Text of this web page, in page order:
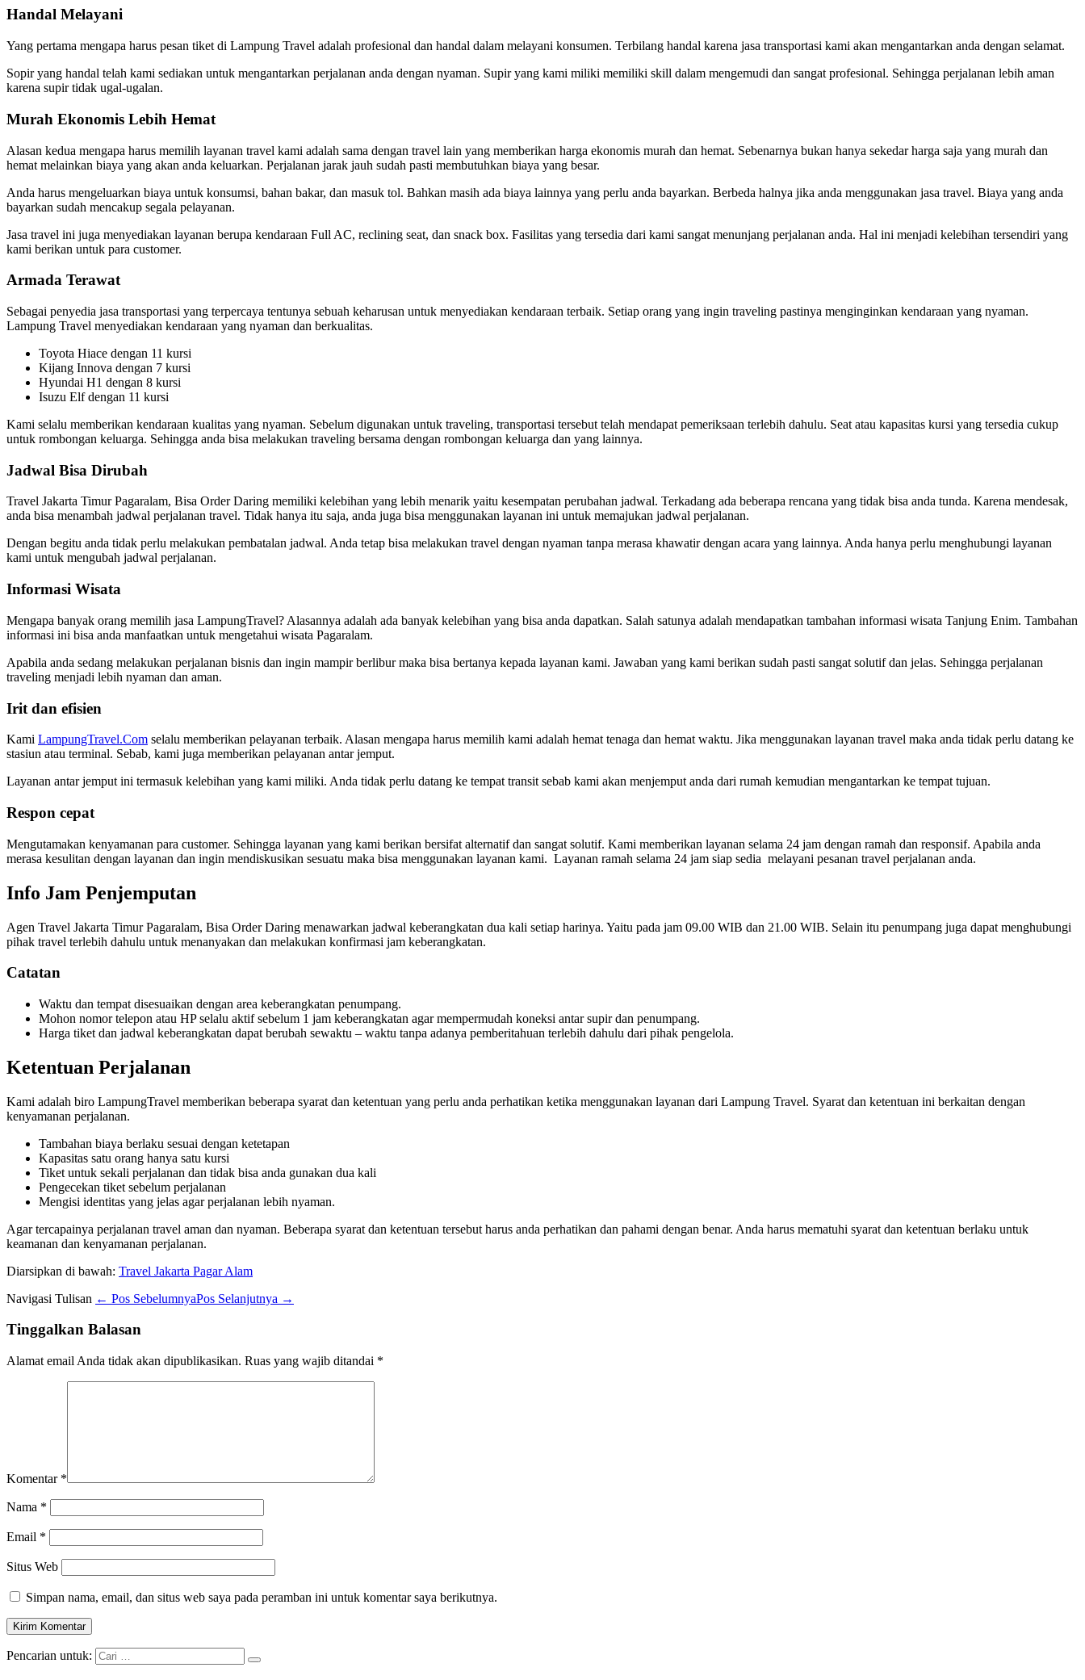
Handal Melayani
Yang pertama mengapa harus pesan tiket di Lampung Travel adalah profesional dan handal dalam melayani konsumen. Terbilang handal karena jasa transportasi kami akan mengantarkan anda dengan selamat.
Sopir yang handal telah kami sediakan untuk mengantarkan perjalanan anda dengan nyaman. Supir yang kami miliki memiliki skill dalam mengemudi dan sangat profesional. Sehingga perjalanan lebih aman
karena supir tidak ugal-ugalan.
Murah Ekonomis Lebih Hemat
Alasan kedua mengapa harus memilih layanan travel kami adalah sama dengan travel lain yang memberikan harga ekonomis murah dan hemat. Sebenarnya bukan hanya sekedar harga saja yang murah dan
hemat melainkan biaya yang akan anda keluarkan. Perjalanan jarak jauh sudah pasti membutuhkan biaya yang besar.
Anda harus mengeluarkan biaya untuk konsumsi, bahan bakar, dan masuk tol. Bahkan masih ada biaya lainnya yang perlu anda bayarkan. Berbeda halnya jika anda menggunakan jasa travel. Biaya yang anda
bayarkan sudah mencakup segala pelayanan.
Jasa travel ini juga menyediakan layanan berupa kendaraan Full AC, reclining seat, dan snack box. Fasilitas yang tersedia dari kami sangat menunjang perjalanan anda. Hal ini menjadi kelebihan tersendiri yang
kami berikan untuk para customer.
Armada Terawat
Sebagai penyedia jasa transportasi yang terpercaya tentunya sebuah keharusan untuk menyediakan kendaraan terbaik. Setiap orang yang ingin traveling pastinya menginginkan kendaraan yang nyaman.
Lampung Travel menyediakan kendaraan yang nyaman dan berkualitas.
Toyota Hiace dengan 11 kursi
Kijang Innova dengan 7 kursi
Hyundai H1 dengan 8 kursi
Isuzu Elf dengan 11 kursi
Kami selalu memberikan kendaraan kualitas yang nyaman. Sebelum digunakan untuk traveling, transportasi tersebut telah mendapat pemeriksaan terlebih dahulu. Seat atau kapasitas kursi yang tersedia cukup
untuk rombongan keluarga. Sehingga anda bisa melakukan traveling bersama dengan rombongan keluarga dan yang lainnya.
Jadwal Bisa Dirubah
Travel Jakarta Timur Pagaralam, Bisa Order Daring memiliki kelebihan yang lebih menarik yaitu kesempatan perubahan jadwal. Terkadang ada beberapa rencana yang tidak bisa anda tunda. Karena mendesak,
anda bisa menambah jadwal perjalanan travel. Tidak hanya itu saja, anda juga bisa menggunakan layanan ini untuk memajukan jadwal perjalanan.
Dengan begitu anda tidak perlu melakukan pembatalan jadwal. Anda tetap bisa melakukan travel dengan nyaman tanpa merasa khawatir dengan acara yang lainnya. Anda hanya perlu menghubungi layanan
kami untuk mengubah jadwal perjalanan.
Informasi Wisata
Mengapa banyak orang memilih jasa LampungTravel? Alasannya adalah ada banyak kelebihan yang bisa anda dapatkan. Salah satunya adalah mendapatkan tambahan informasi wisata Tanjung Enim. Tambahan
informasi ini bisa anda manfaatkan untuk mengetahui wisata Pagaralam.
Apabila anda sedang melakukan perjalanan bisnis dan ingin mampir berlibur maka bisa bertanya kepada layanan kami. Jawaban yang kami berikan sudah pasti sangat solutif dan jelas. Sehingga perjalanan
traveling menjadi lebih nyaman dan aman.
Irit dan efisien
Kami LampungTravel.Com selalu memberikan pelayanan terbaik. Alasan mengapa harus memilih kami adalah hemat tenaga dan hemat waktu. Jika menggunakan layanan travel maka anda tidak perlu datang ke
stasiun atau terminal. Sebab, kami juga memberikan pelayanan antar jemput.
Layanan antar jemput ini termasuk kelebihan yang kami miliki. Anda tidak perlu datang ke tempat transit sebab kami akan menjemput anda dari rumah kemudian mengantarkan ke tempat tujuan.
Respon cepat
Mengutamakan kenyamanan para customer. Sehingga layanan yang kami berikan bersifat alternatif dan sangat solutif. Kami memberikan layanan selama 24 jam dengan ramah dan responsif. Apabila anda
merasa kesulitan dengan layanan dan ingin mendiskusikan sesuatu maka bisa menggunakan layanan kami. Layanan ramah selama 24 jam siap sedia melayani pesanan travel perjalanan anda.
Info Jam Penjemputan
Agen Travel Jakarta Timur Pagaralam, Bisa Order Daring menawarkan jadwal keberangkatan dua kali setiap harinya. Yaitu pada jam 09.00 WIB dan 21.00 WIB. Selain itu penumpang juga dapat menghubungi
pihak travel terlebih dahulu untuk menanyakan dan melakukan konfirmasi jam keberangkatan.
Catatan
Waktu dan tempat disesuaikan dengan area keberangkatan penumpang.
Mohon nomor telepon atau HP selalu aktif sebelum 1 jam keberangkatan agar mempermudah koneksi antar supir dan penumpang.
Harga tiket dan jadwal keberangkatan dapat berubah sewaktu – waktu tanpa adanya pemberitahuan terlebih dahulu dari pihak pengelola.
Ketentuan Perjalanan
Kami adalah biro LampungTravel memberikan beberapa syarat dan ketentuan yang perlu anda perhatikan ketika menggunakan layanan dari Lampung Travel. Syarat dan ketentuan ini berkaitan dengan
kenyamanan perjalanan.
Tambahan biaya berlaku sesuai dengan ketetapan
Kapasitas satu orang hanya satu kursi
Tiket untuk sekali perjalanan dan tidak bisa anda gunakan dua kali
Pengecekan tiket sebelum perjalanan
Mengisi identitas yang jelas agar perjalanan lebih nyaman.
Agar tercapainya perjalanan travel aman dan nyaman. Beberapa syarat dan ketentuan tersebut harus anda perhatikan dan pahami dengan benar. Anda harus mematuhi syarat dan ketentuan berlaku untuk
keamanan dan kenyamanan perjalanan.
Diarsipkan di bawah: Travel Jakarta Pagar Alam
Navigasi Tulisan ← Pos SebelumnyaPos Selanjutnya →
Tinggalkan Balasan
Alamat email Anda tidak akan dipublikasikan. Ruas yang wajib ditandai *
Komentar *
Nama *
Email *
Situs Web
Simpan nama, email, dan situs web saya pada peramban ini untuk komentar saya berikutnya.
Pencarian untuk: